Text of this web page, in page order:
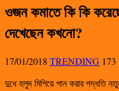
ওজন কমাতে কি কি
দেখেছেন কখনো?
17/01/2018 TRENDING
দুধে হলুদ মিশিয়ে পান করার পদ্ধতি